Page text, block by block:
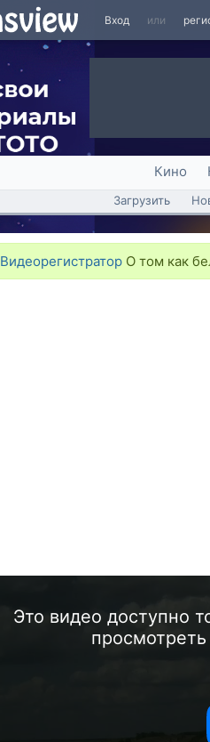
Вход или
Кино
Загрузить
Видеорегистратор О том как
Это видео доступно